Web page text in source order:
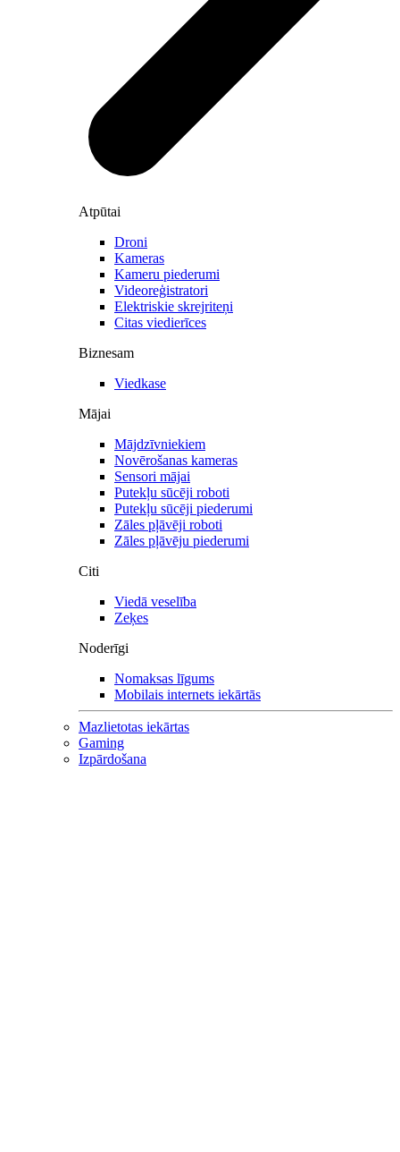
Atpūtai
Droni
Kameras
Kameru piederumi
Videoreģistratori
Elektriskie skrejriteņi
Citas viedierīces
Biznesam
Viedkase
Mājai
Mājdzīvniekiem
Novērošanas kameras
Sensori mājai
Putekļu sūcēji roboti
Putekļu sūcēji piederumi
Zāles pļāvēji roboti
Zāles pļāvēju piederumi
Citi
Viedā veselība
Zeķes
Noderīgi
Nomaksas līgums
Mobilais internets iekārtās
Mazlietotas iekārtas
Gaming
Izpārdošana